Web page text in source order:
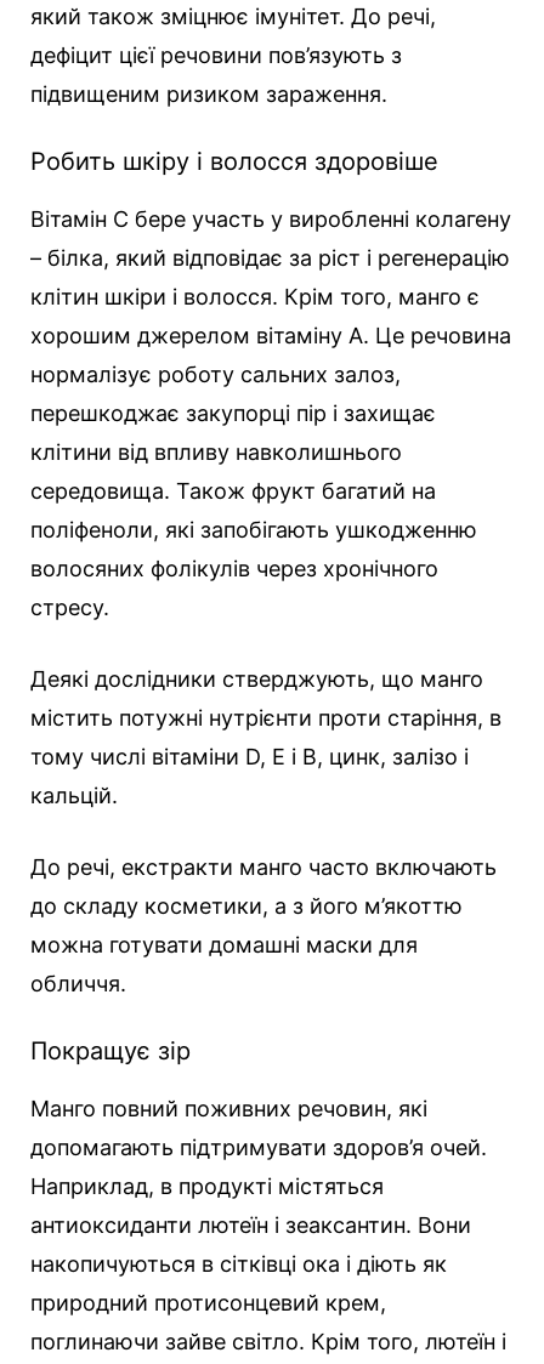
який також зміцнює імунітет. До речі,
дефіцит цієї речовини пов’язують з
підвищеним ризиком зараження.
Робить шкіру і волосся здоровіше
Вітамін С бере участь у виробленні колагену
– білка, який відповідає за ріст і регенерацію
клітин шкіри і волосся. Крім того, манго є
хорошим джерелом вітаміну А. Це речовина
нормалізує роботу сальних залоз,
перешкоджає закупорці пір і захищає
клітини від впливу навколишнього
середовища. Також фрукт багатий на
поліфеноли, які запобігають ушкодженню
волосяних фолікулів через хронічного
стресу.
Деякі дослідники стверджують, що манго
містить потужні нутрієнти проти старіння, в
тому числі вітаміни D, E і В, цинк, залізо і
кальцій.
До речі, екстракти манго часто включають
до складу косметики, а з його м’якоттю
можна готувати домашні маски для
обличчя.
Покращує зір
Манго повний поживних речовин, які
допомагають підтримувати здоров’я очей.
Наприклад, в продукті містяться
антиоксиданти лютеїн і зеаксантин. Вони
накопичуються в сітківці ока і діють як
природний протисонцевий крем,
поглинаючи зайве світло. Крім того, лютеїн і